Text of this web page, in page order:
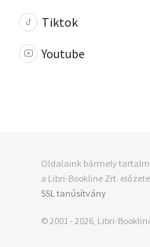
Tiktok
Youtube
Oldalaink bármely
a Libri-Bookline Zrt.
SSL tanúsítvány
© 2001 - 2026, Libri-